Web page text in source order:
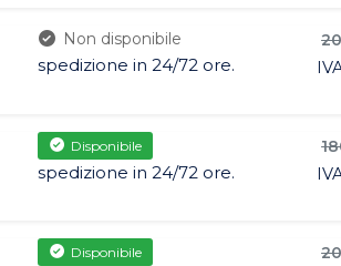
Non disponibile
spedizione in 24/72 ore.
Disponibile
spedizione in 24/72 ore.
Disponibile